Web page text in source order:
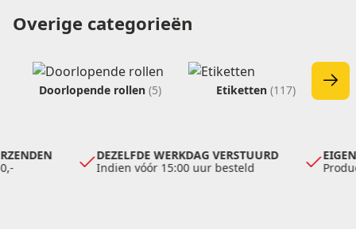
verkoop@etikon.nl verkoop@etikon.nl
Overige categorieën
Doorlopende rollen (5) Etiketten (117)
DEZELFDE WERKDAG VERSTUURD
Indien vóór 15:00 uur besteld